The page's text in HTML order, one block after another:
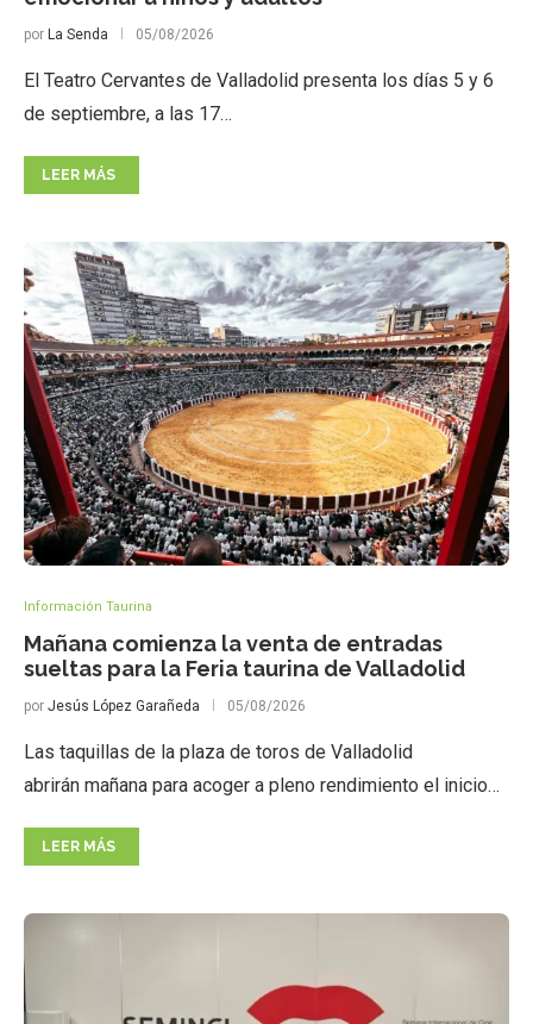
por La Senda 05/08/2026
El Teatro Cervantes de Valladolid presenta los días 5 y 6
de septiembre, a las 17…
LEER MÁS
Información Taurina
Mañana comienza la venta de entradas
sueltas para la Feria taurina de Valladolid
por Jesús López Garañeda 05/08/2026
Las taquillas de la plaza de toros de Valladolid
abrirán mañana para acoger a pleno rendimiento el inicio…
LEER MÁS